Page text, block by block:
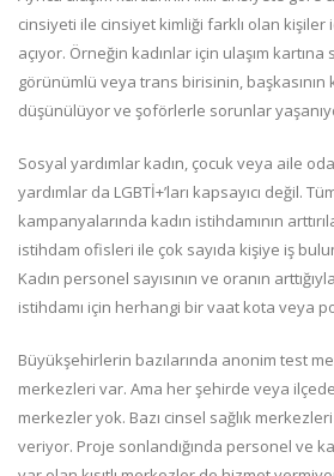
cinsiyeti ile cinsiyet kimliği farklı olan
açıyor. Örneğin kadınlar için ulaşım
görünümlü veya trans birisinin, başkasının
düşünülüyor ve şoförlerle sorunlar
Sosyal yardımlar kadın, çocuk veya aile
yardımlar da LGBTİ+’ları kapsayıcı değil.
kampanyalarında kadın istihdamının
istihdam ofisleri ile çok sayıda kişiye iş
Kadın personel sayısının ve oranın
istihdamı için herhangi bir vaat kota veya
Büyükşehirlerin bazılarında anonim test
merkezleri var. Ama her şehirde veya ilçede
merkezler yok. Bazı cinsel sağlık
veriyor. Proje sonlandığında personel ve